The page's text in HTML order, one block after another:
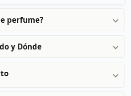
perfume?
y Dónde